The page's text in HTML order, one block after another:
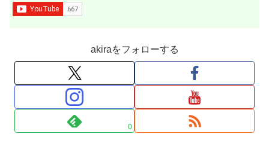
akiraをフォローする
0